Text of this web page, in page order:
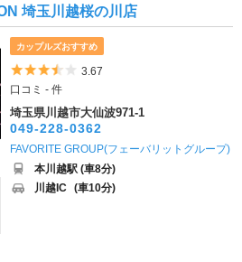
埼玉川越桜の川店
カップルズおすすめ
5つ星のうち3.5
3.67
口コミ - 件
埼玉県川越市大仙波971-1
049-228-0362
FAVORITE GROUP(フェーバリットグループ)
本川越駅 (車8分)
川越IC (車10分)